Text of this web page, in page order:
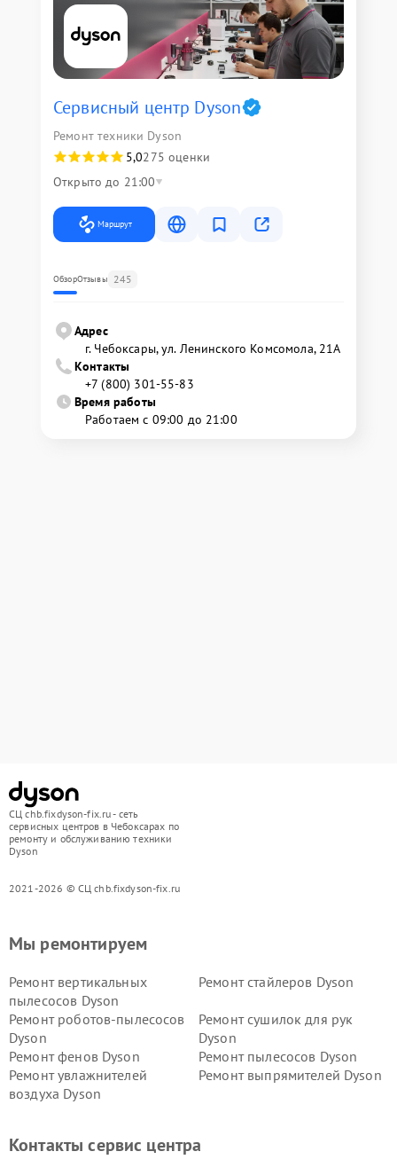
Сервисный центр Dyson
Ремонт техники Dyson
5,0275 оценки
Открыто до 21:00
Маршрут
ОбзорОтзывы 245
Адрес
г. Чебоксары, ул. Ленинского Комсомола, 21А
Контакты
+7 (800) 301-55-83
Время работы
Работаем с 09:00 до 21:00
СЦ chb.fixdyson-fix.ru - сеть
сервисных центров в Чебоксарах по
ремонту и обслуживанию техники
Dyson
2021-2026 © СЦ chb.fixdyson-fix.ru
Мы ремонтируем
Ремонт вертикальных
пылесосов Dyson
Ремонт стайлеров Dyson
Ремонт роботов-пылесосов
Dyson
Ремонт сушилок для рук
Dyson
Ремонт фенов Dyson
Ремонт пылесосов Dyson
Ремонт увлажнителей
воздуха Dyson
Ремонт выпрямителей Dyson
Контакты сервис центра